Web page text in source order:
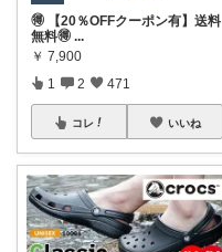
🉐 【20％OFFクーポン有】送料
無料🉐 ...
￥ 7,900
1 2 471
コレ いいね